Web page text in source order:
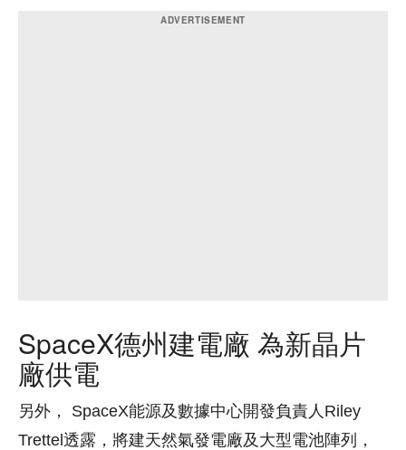
SpaceX德州建電廠 為新晶片
廠供電
另外， SpaceX能源及數據中心開發負責人Riley
Trettel透露，將建天然氣發電廠及大型電池陣列，